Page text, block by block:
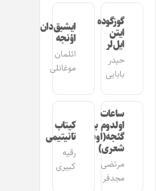
گوزگوده
ایتن
ایل‌لر
حیدر
بابایی
ایشیق‌دان
اؤنجه
ائلمان
موغانلی
ساعات
اولدوم بیر
گئجه(اوشاق
شعری)
مرتضی
مجدفر
کیتاب
تانیتیمی
رقیه
کبیری